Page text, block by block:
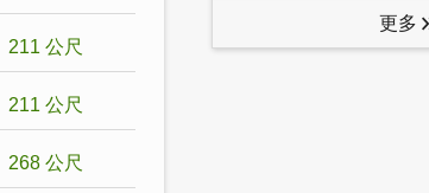
211 公尺
211 公尺
268 公尺
更多